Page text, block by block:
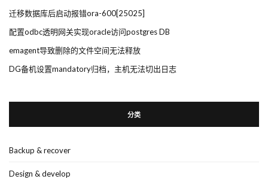
迁移数据库后启动报错ora-600[25025]
配置odbc透明网关实现oracle访问postgres DB
emagent导致删除的文件空间无法释放
DG备机设置mandatory归档，主机无法切出日志
分类
Backup & recover
Design & develop